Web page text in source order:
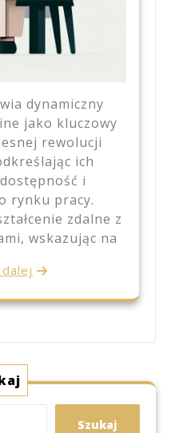
dynamiczny
jako kluczowy
rewolucji
ich
i
rynku pracy.
zdalne z
wskazując na
Szukaj